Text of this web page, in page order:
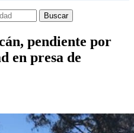
Buscar
pendiente por
en presa de